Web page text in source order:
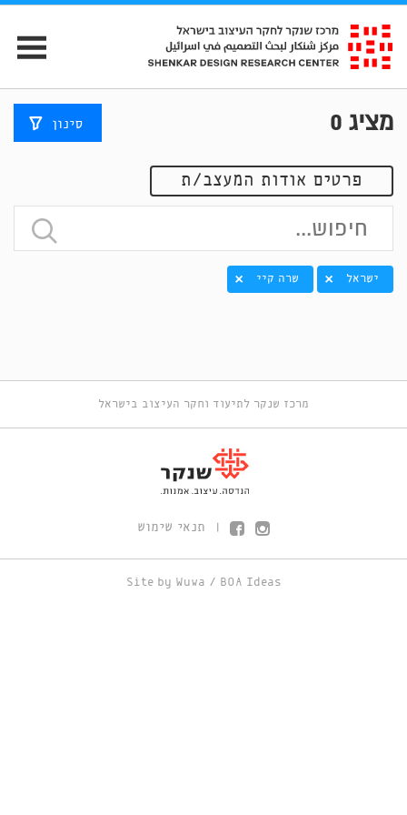
מציג 0 סינון
פרטים אודות המעצב/ת
ישראל שרה קיי
מרכז שנקר לתיעוד וחקר העיצוב בישראל
תנאי שימוש
Site by Wuwa / BOA Ideas